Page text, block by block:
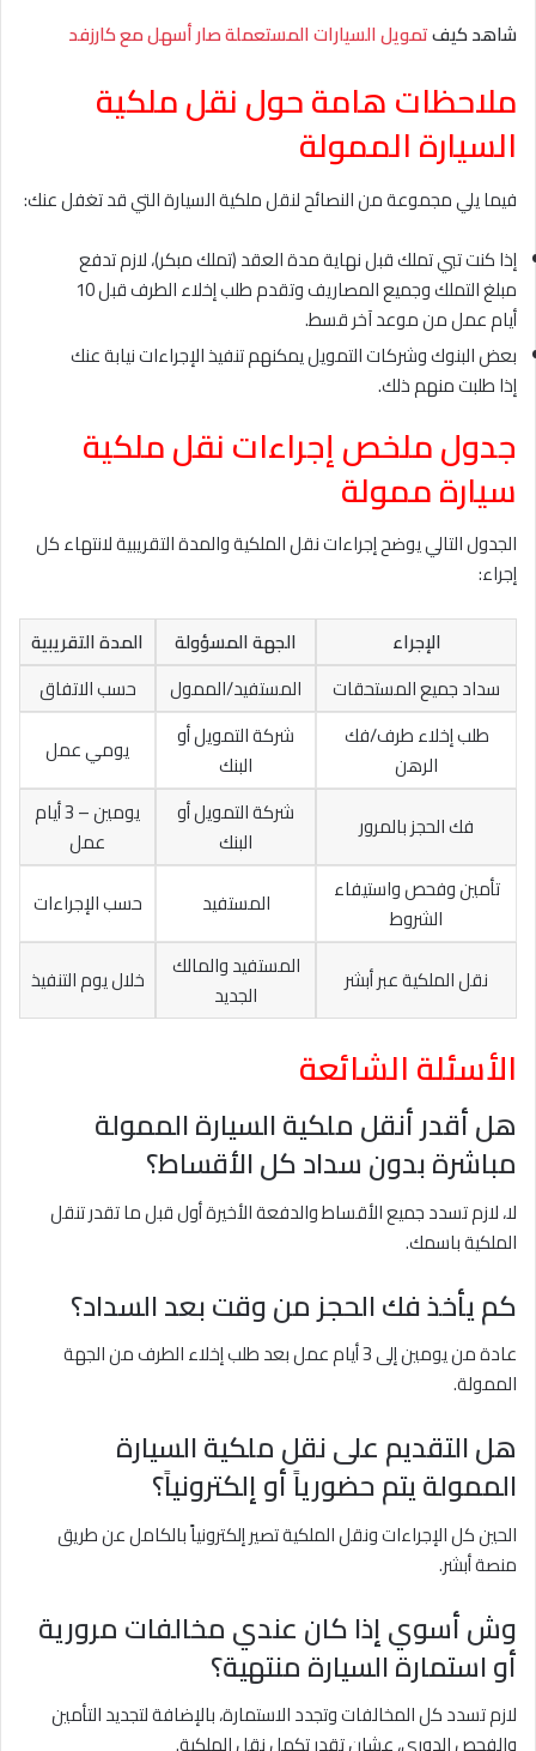
شاهد كيفتمويل السيارات المستعملة صار أسهل مع كارزفد
ملاحظات هامة حول نقل ملكية
السيارة الممولة
فيما يلي مجموعة من النصائح لنقل ملكية السيارة التي قد تغفل عنك:
إذا كنت تبي تملك قبل نهاية مدة العقد (تملك مبكر)، لازم تدفع
مبلغ التملك وجميع المصاريف وتقدم طلب إخلاء الطرف قبل 10
أيام عمل من موعد آخر قسط.
بعض البنوك وشركات التمويل يمكنهم تنفيذ الإجراءات نيابة عنك
إذا طلبت منهم ذلك.
جدول ملخص إجراءات نقل ملكية
سيارة ممولة
الجدول التالي يوضح إجراءات نقل الملكية والمدة التقريبية لانتهاء كل
إجراء:
الإجراء
الجهة المسؤولة
المدة التقريبية
سداد جميع المستحقات
المستفيد/الممول
حسب الاتفاق
طلب إخلاء طرف/فك
الرهن
شركة التمويل أو
البنك
يومي عمل
فك الحجز بالمرور
شركة التمويل أو
البنك
يومين – 3 أيام
عمل
تأمين وفحص واستيفاء
الشروط
المستفيد حسب الإجراءات
نقل الملكية عبر أبشر
المستفيد والمالك
الجديد
خلال يوم التنفيذ
الأسئلة الشائعة
هل أقدر أنقل ملكية السيارة الممولة
مباشرة بدون سداد كل الأقساط؟
لا، لازم تسدد جميع الأقساط والدفعة الأخيرة أول قبل ما تقدر تنقل
الملكية باسمك.
كم يأخذ فك الحجز من وقت بعد السداد؟
عادة من يومين إلى 3 أيام عمل بعد طلب إخلاء الطرف من الجهة
الممولة.
هل التقديم على نقل ملكية السيارة
الممولة يتم حضورياً أو إلكترونياً؟
الحين كل الإجراءات ونقل الملكية تصير إلكترونياً بالكامل عن طريق
منصة أبشر.
وش أسوي إذا كان عندي مخالفات مرورية
أو استمارة السيارة منتهية؟
لازم تسدد كل المخالفات وتجدد الاستمارة، بالإضافة لتجديد التأمين